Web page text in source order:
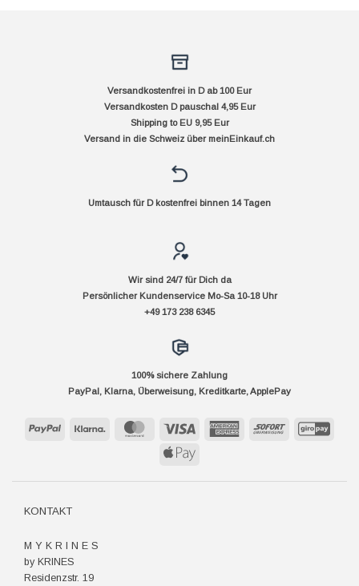
Versandkostenfrei in D ab 100 Eur
Versandkosten D pauschal 4,95 Eur
Shipping to EU 9,95 Eur
Versand in die Schweiz über meinEinkauf.ch
Umtausch für D kostenfrei binnen 14 Tagen
Wir sind 24/7 für Dich da
Persönlicher Kundenservice Mo-Sa 10-18 Uhr
+49 173 238 6345
100% sichere Zahlung
PayPal, Klarna, Überweisung, Kreditkarte, ApplePay
PayPal Klarna MasterCard Visa
AmericanSofort
Apple
KONTAKT
M Y K R I N E S
by KRINES
Residenzstr. 19